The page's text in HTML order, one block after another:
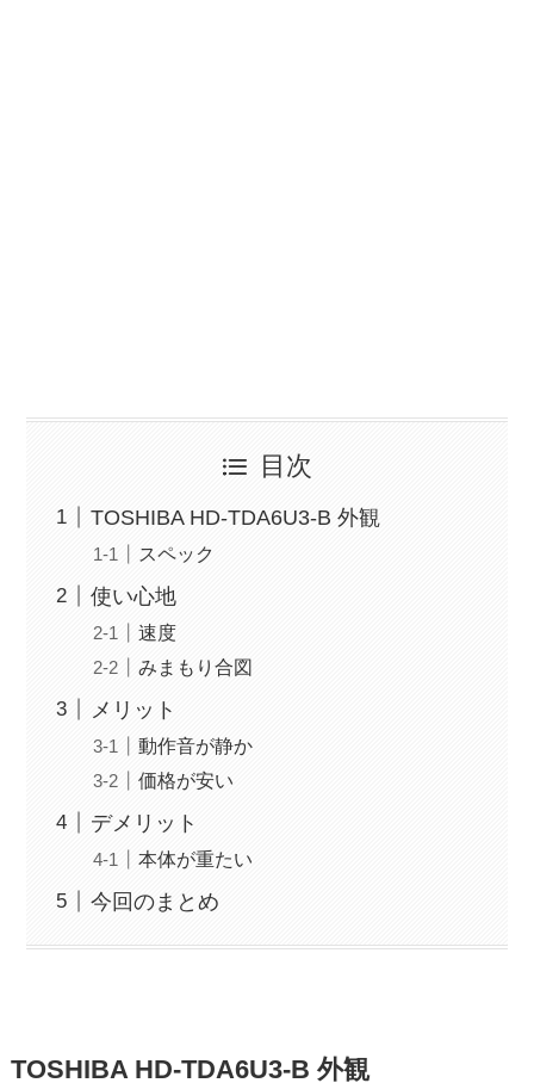
目次
TOSHIBA HD-TDA6U3-B 外観
スペック
使い心地
速度
みまもり合図
メリット
動作音が静か
価格が安い
デメリット
本体が重たい
今回のまとめ
TOSHIBA HD-TDA6U3-B 外観